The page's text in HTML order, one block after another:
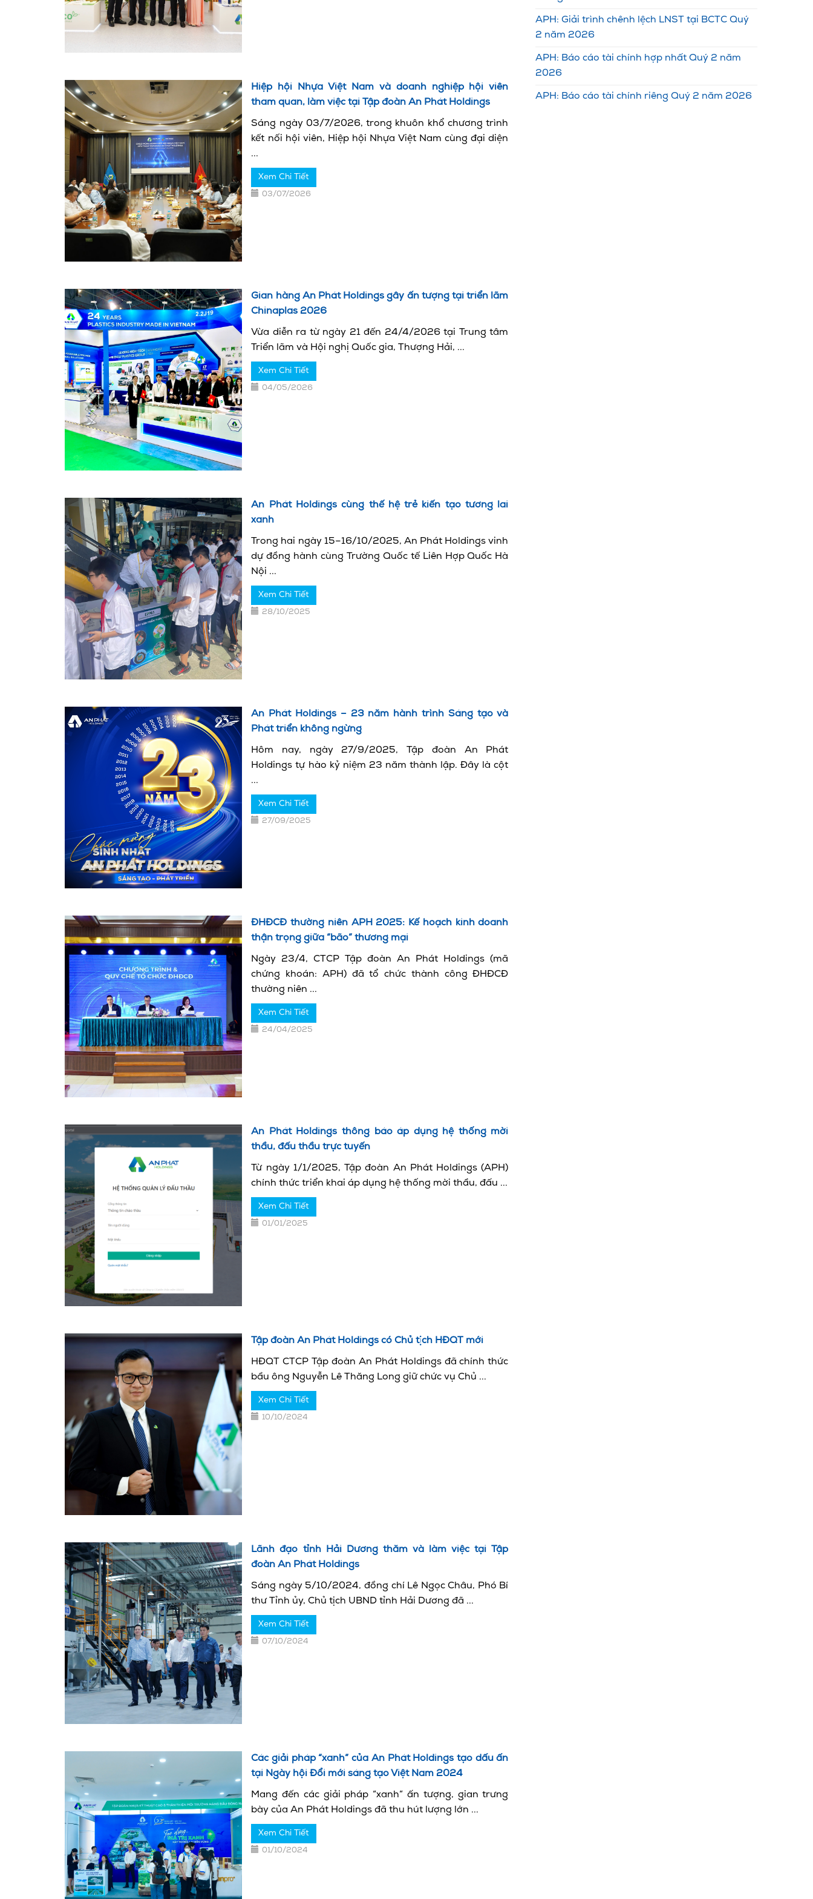
Hiệp hội Nhựa Việt Nam và doanh nghiệp hội viên
tham quan, làm việc tại Tập đoàn An Phát Holdings
Sáng ngày 03/7/2026, trong khuôn khổ chương trình
kết nối hội viên, Hiệp hội Nhựa Việt Nam cùng đại diện
...
Xem Chi Tiết
03/07/2026
Gian hàng An Phát Holdings gây ấn tượng tại triển lãm
Chinaplas 2026
Vừa diễn ra từ ngày 21 đến 24/4/2026 tại Trung tâm
Triển lãm và Hội nghị Quốc gia, Thượng Hải, ...
Xem Chi Tiết
04/05/2026
An Phát Holdings cùng thế hệ trẻ kiến tạo tương lai
xanh
Trong hai ngày 15–16/10/2025, An Phát Holdings vinh
dự đồng hành cùng Trường Quốc tế Liên Hợp Quốc Hà
Nội ...
Xem Chi Tiết
28/10/2025
An Phát Holdings – 23 năm hành trình Sáng tạo và
Phát triển không ngừng
Hôm nay, ngày 27/9/2025, Tập đoàn An Phát
Holdings tự hào kỷ niệm 23 năm thành lập. Đây là cột
...
Xem Chi Tiết
27/09/2025
ĐHĐCĐ thường niên APH 2025: Kế hoạch kinh doanh
thận trọng giữa “bão” thương mại
Ngày 23/4, CTCP Tập đoàn An Phát Holdings (mã
chứng khoán: APH) đã tổ chức thành công ĐHĐCĐ
thường niên ...
Xem Chi Tiết
24/04/2025
An Phát Holdings thông báo áp dụng hệ thống mời
thầu, đấu thầu trực tuyến
Từ ngày 1/1/2025, Tập đoàn An Phát Holdings (APH)
chính thức triển khai áp dụng hệ thống mời thầu, đấu ...
Xem Chi Tiết
01/01/2025
Tập đoàn An Phát Holdings có Chủ tịch HĐQT mới
HĐQT CTCP Tập đoàn An Phát Holdings đã chính thức
bầu ông Nguyễn Lê Thăng Long giữ chức vụ Chủ ...
Xem Chi Tiết
10/10/2024
Lãnh đạo tỉnh Hải Dương thăm và làm việc tại Tập
đoàn An Phát Holdings
Sáng ngày 5/10/2024, đồng chí Lê Ngọc Châu, Phó Bí
thư Tỉnh ủy, Chủ tịch UBND tỉnh Hải Dương đã ...
Xem Chi Tiết
07/10/2024
Các giải pháp “xanh” của An Phát Holdings tạo dấu ấn
tại Ngày hội Đổi mới sáng tạo Việt Nam 2024
Mang đến các giải pháp “xanh” ấn tượng, gian trưng
bày của An Phát Holdings đã thu hút lượng lớn ...
Xem Chi Tiết
01/10/2024
APH: Giải trình chênh lệch LNST tại BCTC Quý
2 năm 2026
APH: Báo cáo tài chính hợp nhất Quý 2 năm
2026
APH: Báo cáo tài chính riêng Quý 2 năm 2026